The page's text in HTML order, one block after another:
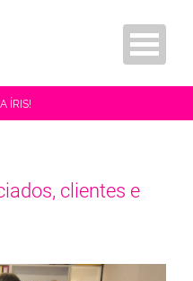
ÍRIS!
clientes e